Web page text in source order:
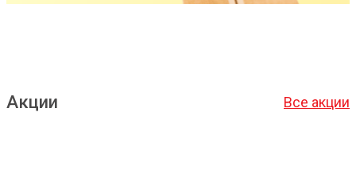
Акции Все акции